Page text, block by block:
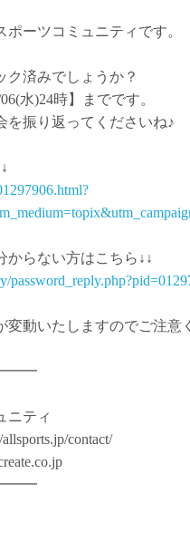
ーツコミュニティです。
ク済みでしょうか？
水)24時】までです。
を振り返ってくださいね♪
からない方はこちら↓↓
動いたしますのでご注意
ニティ
contact/